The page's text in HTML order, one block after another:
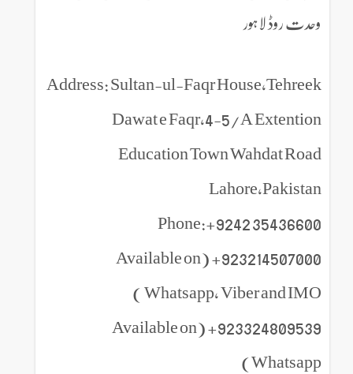
وحدت روڈ لاہور
Address: Sultan-ul-Faqr House,Tehreek
Dawat e Faqr,4-5/A Extention
Education Town Wahdat Road
Lahore,Pakistan
Phone:+9242 35436600
923214507000+ (Available on
Whatsapp, Viber and IMO )
923324809539+ (Available on
Whatsapp)